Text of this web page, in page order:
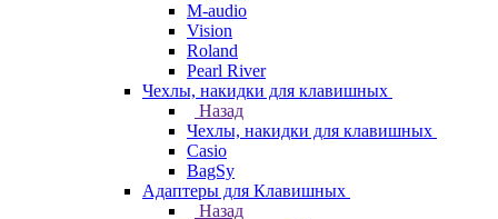
M-audio
Vision
Roland
Pearl River
Чехлы, накидки для клавишных
Назад
Чехлы, накидки для клавишных
Casio
BagSy
Адаптеры для Клавишных
Назад